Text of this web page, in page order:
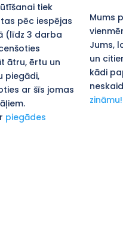
tiek
pēc iespējas
(līdz 3 darba
ātru, ērtu un
piegādi,
ar šīs jomas
piegādes
Mums
Jums,
un
kādi
zināmu!